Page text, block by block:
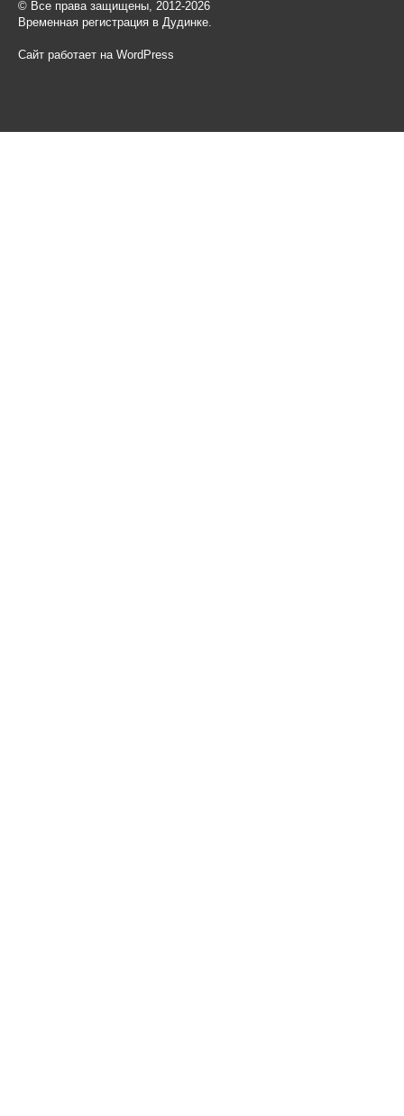
© Все права защищены, 2012-2026
Временная регистрация в Дудинке.
Сайт работает на WordPress